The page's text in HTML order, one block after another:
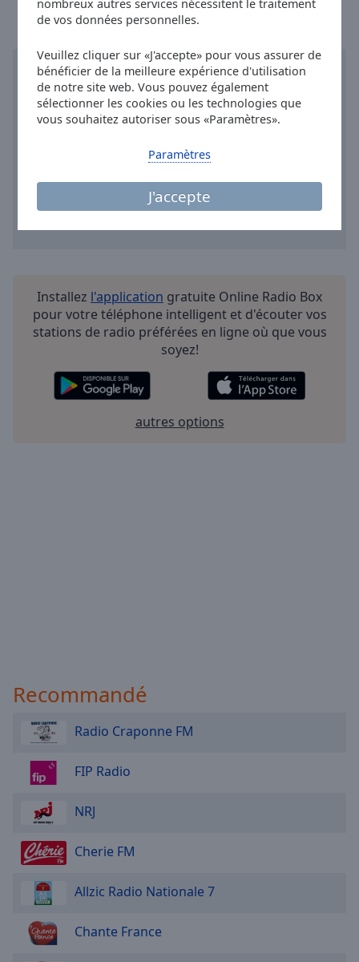
nombreux autres services nécessitent le traitement
de vos données personnelles.
Veuillez cliquer sur «J'accepte» pour vous assurer de
bénéficier de la meilleure expérience d'utilisation
de notre site web. Vous pouvez également
sélectionner les cookies ou les technologies que
vous souhaitez autoriser sous «Paramètres».
J'accepte
Paramètres
dialog
window.
Installez l'application gratuite Online Radio Box
pour votre téléphone intelligent et d'écouter vos
stations de radio préférées en ligne où que vous
soyez!
autres options
Recommandé
Radio Craponne FM
FIP Radio
NRJ
Cherie FM
Allzic Radio Nationale 7
Chante France